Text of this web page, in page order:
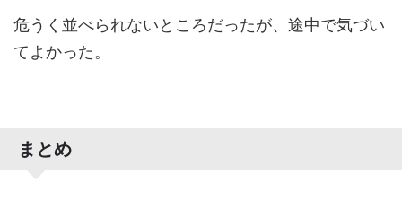
危うく並べられないところだったが、途中で気づい
てよかった。
まとめ